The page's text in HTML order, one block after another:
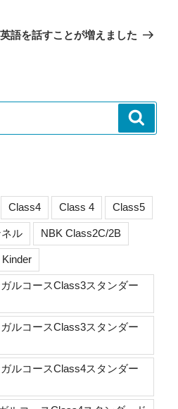
語を話すことが増えました
Class4 Class 4 Class5
ル NBK Class2C/2B
ルコースClass3スタンダー
ルコースClass3スタンダー
ルコースClass4スタンダー